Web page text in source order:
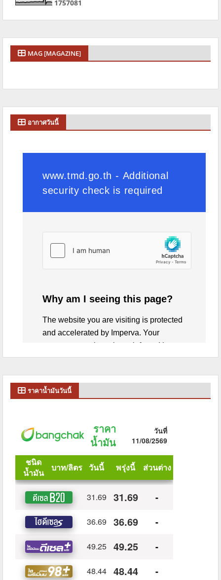
1757081
MAG [MAGAZINE]
อากาศวันนี้
ราคาน้ำมันวันนี้